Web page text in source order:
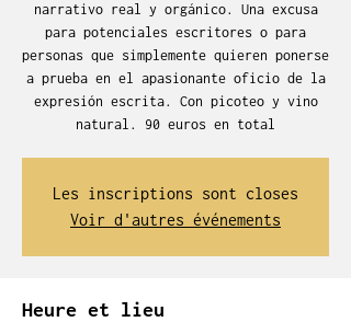
narrativo real y orgánico. Una excusa
para potenciales escritores o para
personas que simplemente quieren ponerse
a prueba en el apasionante oficio de la
expresión escrita. Con picoteo y vino
natural. 90 euros en total
Les inscriptions sont closes
Voir d'autres événements
Heure et lieu